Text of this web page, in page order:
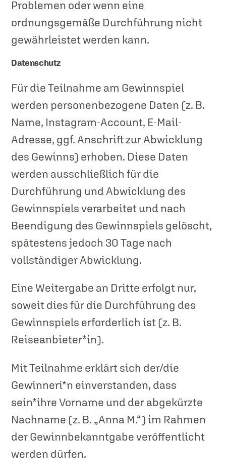
Problemen oder wenn eine
ordnungsgemäße Durchführung nicht
gewährleistet werden kann.
Datenschutz
Für die Teilnahme am Gewinnspiel
werden personenbezogene Daten (z. B.
Name, Instagram-Account, E-Mail-
Adresse, ggf. Anschrift zur Abwicklung
des Gewinns) erhoben. Diese Daten
werden ausschließlich für die
Durchführung und Abwicklung des
Gewinnspiels verarbeitet und nach
Beendigung des Gewinnspiels gelöscht,
spätestens jedoch 30 Tage nach
vollständiger Abwicklung.
Eine Weitergabe an Dritte erfolgt nur,
soweit dies für die Durchführung des
Gewinnspiels erforderlich ist (z. B.
Reiseanbieter*in).
Mit Teilnahme erklärt sich der/die
Gewinneri*n einverstanden, dass
sein*ihre Vorname und der abgekürzte
Nachname (z. B. „Anna M.“) im Rahmen
der Gewinnbekanntgabe veröffentlicht
werden dürfen.